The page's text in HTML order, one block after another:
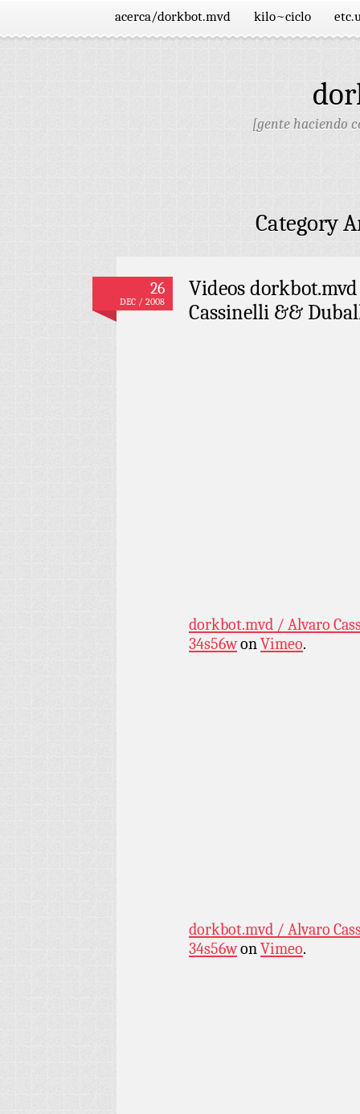
acerca/dorkbot.mvd kilo~ciclo
[gente haciendo
Category
26
DEC / 2008
Videos
Cassinelli &&
dorkbot.mvd / Alvaro
34s56wonVimeo.
dorkbot.mvd / Alvaro
34s56wonVimeo.